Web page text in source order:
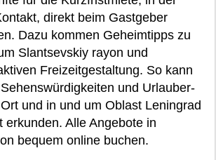
direkt beim Gastgeber
Dazu kommen Geheimtipps zu
Slantsevskiy rayon und
Freizeitgestaltung. So kann
und Urlauber-
und in und um Oblast Leningrad
erkunden. Alle Angebote in
bequem online buchen.